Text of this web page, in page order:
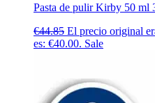
Pasta de pulir Kirby 50 ml
€44.85 El precio original
es: €40.00. Sale